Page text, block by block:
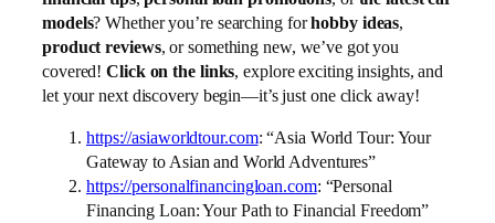
models? Whether you’re searching forhobby ideas,
product reviews, or something new, we’ve got you
covered!Click on the links, explore exciting insights, and
let your next discovery begin—it’s just one click away!
https://asiaworldtour.com: “Asia World Tour: Your
Gateway to Asian and World Adventures”
https://personalfinancingloan.com: “Personal
Financing Loan: Your Path to Financial Freedom”